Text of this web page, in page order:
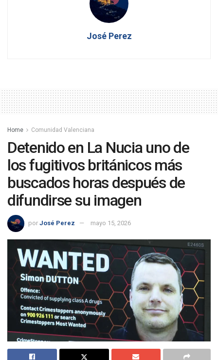
José Perez
Home Comunidad Valenciana
Detenido en La Nucia uno de
los fugitivos británicos más
buscados horas después de
difundirse su imagen
por José Perez mayo 15, 2026